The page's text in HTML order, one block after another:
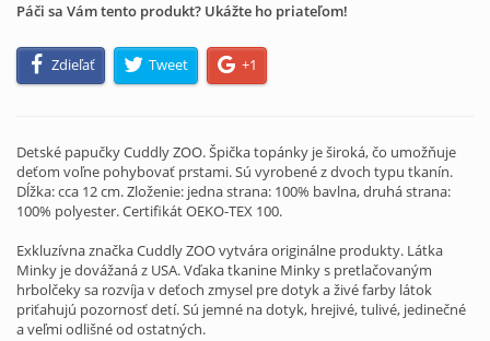
Páči sa Vám tento produkt? Ukážte ho priateľom!
Zdieľať Tweet +1
Detské papučky Cuddly ZOO. Špička topánky je široká, čo umožňuje
deťom voľne pohybovať prstami. Sú vyrobené z dvoch typu tkanín.
Dĺžka: cca 12 cm. Zloženie: jedna strana: 100% bavlna, druhá strana:
100% polyester. Certifikát OEKO-TEX 100.
Exkluzívna značka Cuddly ZOO vytvára originálne produkty. Látka
Minky je dovážaná z USA. Vďaka tkanine Minky s pretlačovaným
hrbolčeky sa rozvíja v deťoch zmysel pre dotyk a živé farby látok
priťahujú pozornosť detí. Sú jemné na dotyk, hrejivé, tulivé, jedinečné
a veľmi odlišné od ostatných.